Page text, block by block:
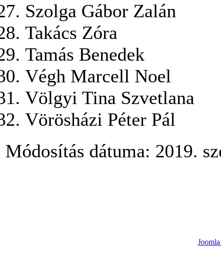
Szolga Gábor Zalán
Takács Zóra
Tamás Benedek
Végh Marcell Noel
Völgyi Tina Szvetlana
Vörösházi Péter Pál
Módosítás dátuma: 2019.